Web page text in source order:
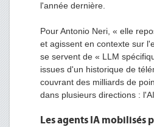
l'année dernière.
Pour Antonio Neri, « elle
et agissent en contexte sur
se servent de « LLM
issues d'un historique de
couvrant des milliards de
dans plusieurs directions :
Les agents IA mobilisés